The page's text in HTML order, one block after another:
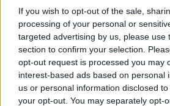
If you wish to opt-out of the sale,
processing of your personal or
targeted advertising by us, please use
section to confirm your selection.
opt-out request is processed you may
interest-based ads based on personal
us or personal information disclosed
your opt-out. You may separately opt-
19.01.2026 07:00